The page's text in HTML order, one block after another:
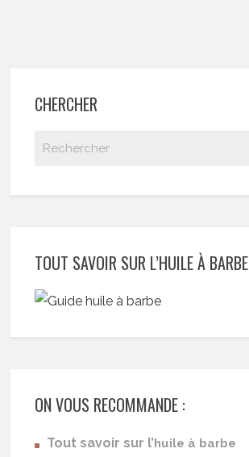
CHERCHER
TOUT SAVOIR SUR L’HUILE À BARBE
ON VOUS RECOMMANDE :
Tout savoir sur l’ huile à barbe